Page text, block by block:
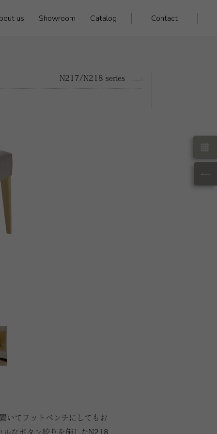
us Showroom Catalog Contact
N217/N218 series
いてフットベンチにしてもお
ルなボタン絞りを施したN218